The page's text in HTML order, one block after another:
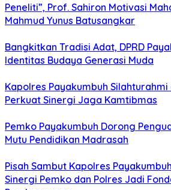
Peneliti”, Prof. Sahiron Motivasi
Mahmud Yunus Batusangkar
Bangkitkan Tradisi Adat, DPRD
Identitas Budaya Generasi Muda
Kapolres Payakumbuh Silahturahmi
Perkuat Sinergi Jaga Kamtibmas
Pemko Payakumbuh Dorong
Mutu Pendidikan Madrasah
Pisah Sambut Kapolres
Sinergi Pemko dan Polres Jadi